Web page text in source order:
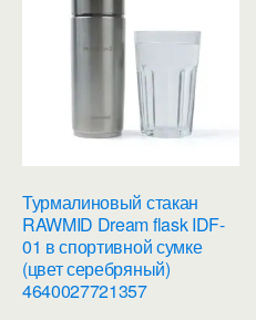
Турмалиновый стакан
RAWMID Dream flask IDF-
01 в спортивной сумке
(цвет серебряный)
4640027721357